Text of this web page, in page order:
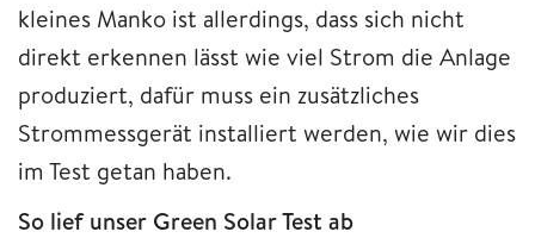
kleines Manko ist allerdings, dass sich nicht
direkt erkennen lässt wie viel Strom die Anlage
produziert, dafür muss ein zusätzliches
Strommessgerät installiert werden, wie wir dies
im Test getan haben.
So lief unser Green Solar Test ab